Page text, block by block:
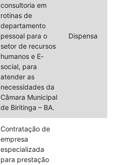
consultoria em
rotinas de
departamento
pessoal para o
setor de recursos
humanos e E-
social, para
atender as
necessidades da
Câmara Municipal
de Biritinga – BA.
Dispensa
Contratação de
empresa
especializada
para prestação